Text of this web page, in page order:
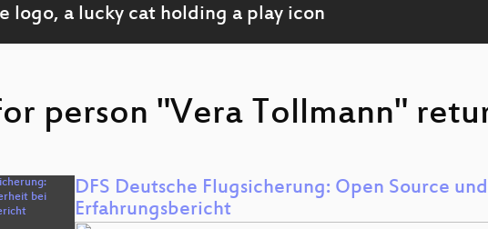
person "Vera Tollmann"
DFS Deutsche Flugsicherung: Open Source
Erfahrungsbericht